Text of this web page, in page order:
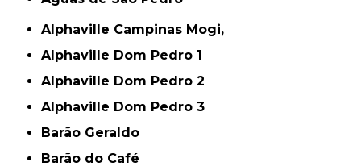
Alphaville Campinas Mogi,
Alphaville Dom Pedro 1
Alphaville Dom Pedro 2
Alphaville Dom Pedro 3
Barão Geraldo
Barão do Café